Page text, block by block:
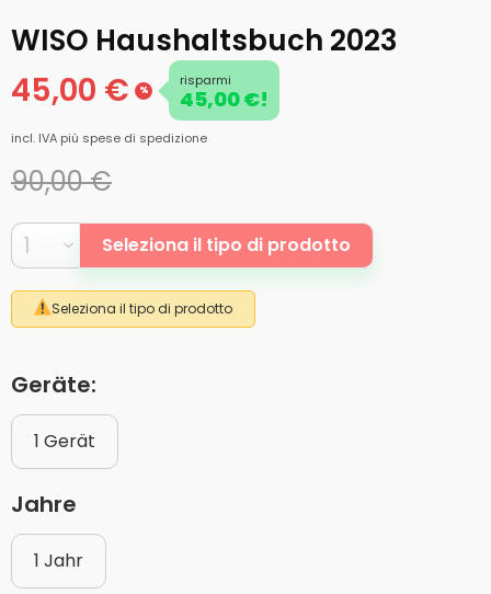
WISO Haushaltsbuch 2023
45,00 € %
risparmi
45,00 €!
incl. IVA più spese di spedizione
90,00 €
Seleziona il tipo di prodotto
Seleziona il tipo di prodotto
Geräte:
1 Gerät
Jahre
1 Jahr